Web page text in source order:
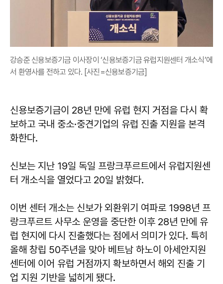
강승준 신용보증기금 이사장이 ‘신용보증기금 유럽지원센터 개소식’에
서 환영사를 전하고 있다. [사진=신용보증기금]
신용보증기금이 28년 만에 유럽 현지 거점을 다시 확
보하고 국내 중소·중견기업의 유럽 진출 지원을 본격
화한다.
신보는 지난 19일 독일 프랑크푸르트에서 유럽지원센
터 개소식을 열었다고 20일 밝혔다.
이번 센터 개소는 신보가 외환위기 여파로 1998년 프
랑크푸르트 사무소 운영을 중단한 이후 28년 만에 유
럽 현지에 다시 진출했다는 점에서 의미가 있다. 특히
올해 창립 50주년을 맞아 베트남 하노이 아세안지원
센터에 이어 유럽 거점까지 확보하면서 해외 진출 기
업 지원 기반을 넓히게 됐다.